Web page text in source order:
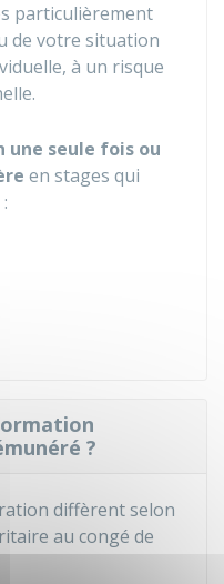
particulièrement
de votre situation
à un risque
une seule fois ou
en stages qui
?
diffèrent selon
au congé de